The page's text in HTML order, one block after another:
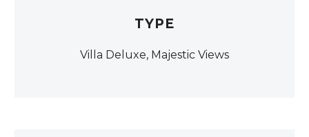
TYPE
Villa Deluxe, Majestic Views